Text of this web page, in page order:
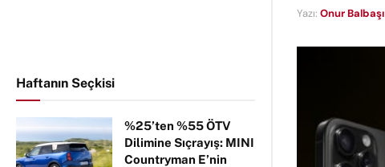
Haftanın Seçkisi
%25’ten %55 ÖTV
Dilimine Sıçrayış: MINI
Countryman E’nin
Yazı: Onur Balbaşı